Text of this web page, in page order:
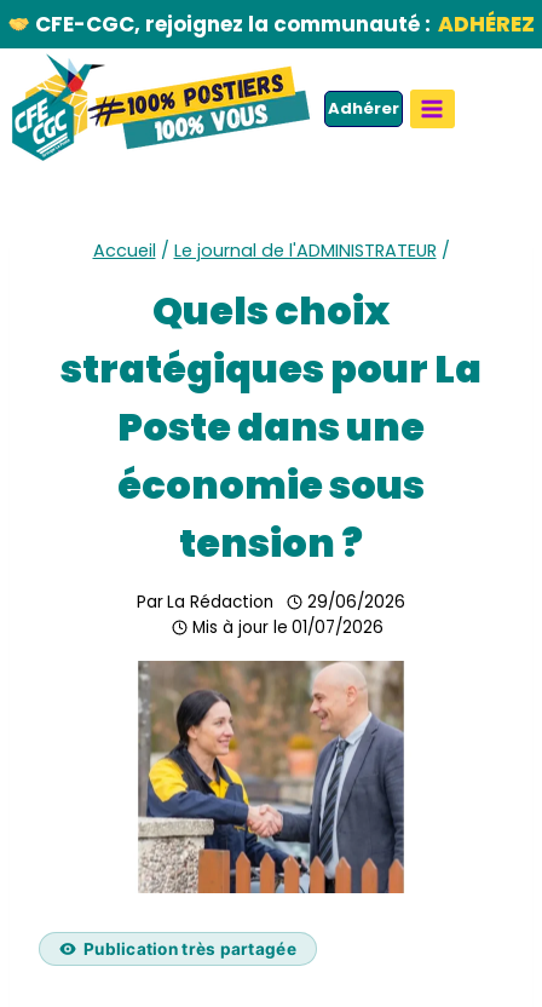
Aller
au
contenu
CFE-CGC, rejoignez la communauté : ADHÉREZ
Adhérer
Accueil / Le journal de l'ADMINISTRATEUR /
Quels choix
stratégiques pour La
Poste dans une
économie sous
tension ?
ParLa Rédaction
29/06/2026
Mis à jour le 01/07/2026
Publication très partagée